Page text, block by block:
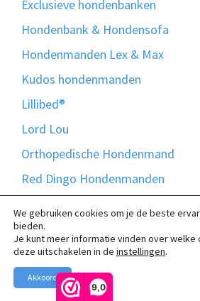
9,0
Exclusieve hondenbanken
Hondenbank & Hondensofa
Hondenmanden Lex & Max
Kudos hondenmanden
Lillibed®
Lord Lou
Orthopedische Hondenmand
Red Dingo Hondenmanden
Rebel Petz
Scruffs Hondenmanden
Snuggle Cave Hondencave
We gebruiken cookies om je de beste
bieden.
Je kunt meer informatie vinden over
deze uitschakelen in de instellingen.
Akkoord